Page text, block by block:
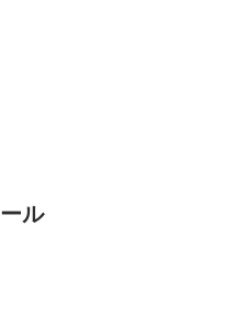
ル